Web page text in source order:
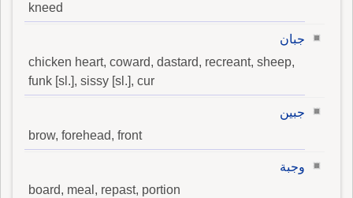
kneed
جبان
chicken heart, coward, dastard, recreant, sheep,
funk [sl.], sissy [sl.], cur
جبين
brow, forehead, front
وجبة
board, meal, repast, portion